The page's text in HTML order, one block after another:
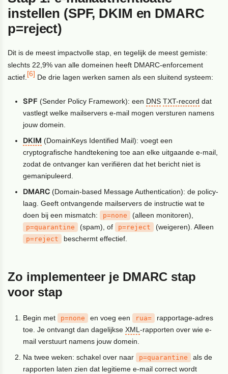
instellen (SPF, DKIM en DMARC
p=reject)
Dit is de meest impactvolle stap, en tegelijk de meest gemiste:
slechts 22,9% van alle domeinen heeft DMARC-enforcement
actief. [6] De drie lagen werken samen als een sluitend systeem:
SPF (Sender Policy Framework): een DNS TXT-record dat
vastlegt welke mailservers e-mail mogen versturen namens
jouw domein.
DKIM (DomainKeys Identified Mail): voegt een
cryptografische handtekening toe aan elke uitgaande e-mail,
zodat de ontvanger kan verifiëren dat het bericht niet is
gemanipuleerd.
DMARC (Domain-based Message Authentication): de policy-
laag. Geeft ontvangende mailservers de instructie wat te
doen bij een mismatch:
p=none (alleen monitoren),
p=quarantine (spam), of p=reject (weigeren). Alleen
p=reject beschermt effectief.
Zo implementeer je DMARC stap
voor stap
Begin met p=none en voeg een rua=
rapportage-adres
toe. Je ontvangt dan dagelijkseXML-rapporten over wie e-
mail verstuurt namens jouw domein.
Na twee weken: schakel over naar
p=quarantine
als de
rapporten laten zien dat legitieme e-mail correct wordt